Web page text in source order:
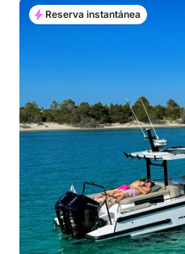
Reserva instantánea